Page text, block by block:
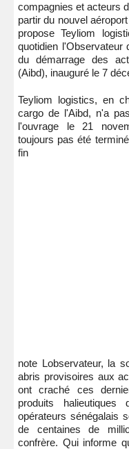
compagnies et acteurs
partir du nouvel
propose Teyliom
quotidien
du démarrage des
(Aibd), inauguré le 7
Teyliom logistics, en
cargo de l'Aibd, n'a
l'ouvrage le 21
toujours pas été
fin
note Lobservateur, la
abris provisoires aux
ont craché ces
produits
opérateurs sénégalais
de centaines de
confrère. Qui informe